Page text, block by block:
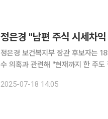
정은경 "남편 주식 시세차
정은경 보건복지부 장관 후보자는
수 의혹과 관련해 "현재까지 한 주도
이 답했다. 정 후보자는 코로나
2025-07-18 14:05